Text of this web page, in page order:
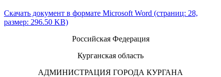
Скачать документ в формате Microsoft Word (страниц: 28,
размер: 296.50 KB)
Российская Федерация
Курганская область
АДМИНИСТРАЦИЯ ГОРОДА КУРГАНА